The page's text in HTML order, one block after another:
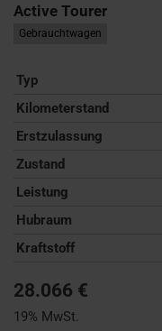
Active Tourer
Gebrauchtwagen
Typ
Kilometerstand
Erstzulassung
Zustand
Leistung
Hubraum
Kraftstoff
28.066 €
19% MwSt.